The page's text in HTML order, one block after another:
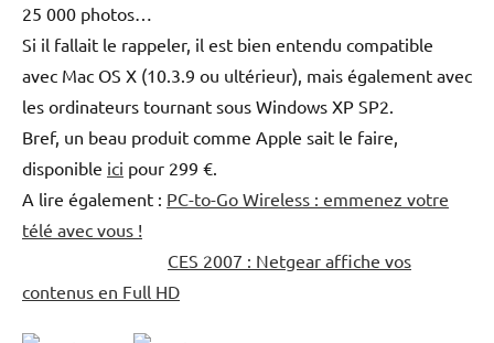
25 000 photos…
Si il fallait le rappeler, il est bien entendu compatible
avec Mac OS X (10.3.9 ou ultérieur), mais également avec
les ordinateurs tournant sous Windows XP SP2.
Bref, un beau produit comme Apple sait le faire,
disponible ici pour 299 €.
A lire également : PC-to-Go Wireless : emmenez votre
télé avec vous !
CES 2007 : Netgear affiche vos
contenus en Full HD